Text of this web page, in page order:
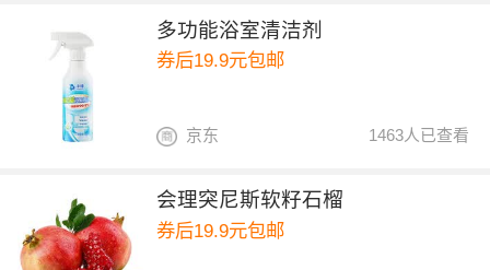
多功能浴室清洁剂
券后19.9元包邮
1463人已查看
京东
会理突尼斯软籽石榴
券后19.9元包邮